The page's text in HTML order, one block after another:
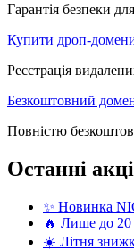
Гарантія безпеки
Купити дроп-
Реєстрація
Безкоштовний
Повністю
Останні
✨ Новинка
🔥 Лише до 20
☀️ Літня